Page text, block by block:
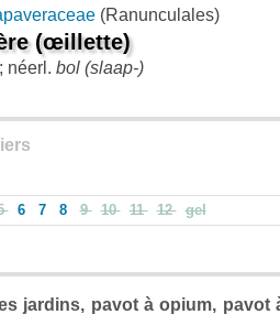
(Ranunculales)
(œillette)
; néerl. bol (slaap-)
6 7 8 9 10 11 12 gel
jardins, pavot à opium, pavot